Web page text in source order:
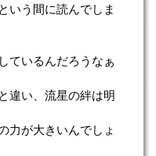
いう間に読んでしま
ているんだろうなぁ
違い、流星の絆は明
力が大きいんでしょ